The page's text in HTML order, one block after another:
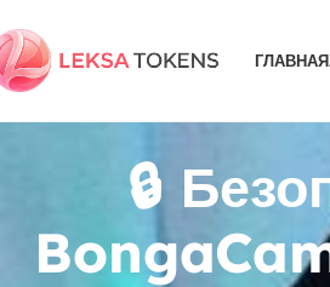
ГЛАВНАЯ
🔒